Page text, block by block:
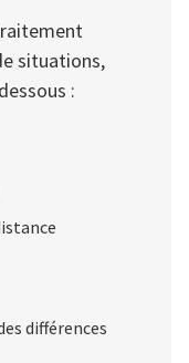
situations,
:
différences